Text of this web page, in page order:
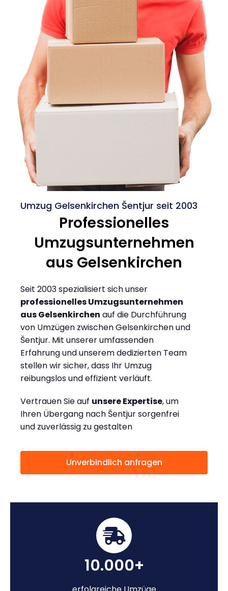
Umzug Gelsenkirchen Šentjur seit 2003
Professionelles
Umzugsunternehmen
aus Gelsenkirchen
Seit 2003 spezialisiert sich unser
professionelles Umzugsunternehmen
aus Gelsenkirchen auf die Durchführung
von Umzügen zwischen Gelsenkirchen und
Šentjur. Mit unserer umfassenden
Erfahrung und unserem dedizierten Team
stellen wir sicher, dass Ihr Umzug
reibungslos und effizient verläuft.
Vertrauen Sie auf unsere Expertise, um
Ihren Übergang nach Šentjur sorgenfrei
und zuverlässig zu gestalten
Unverbindlich anfragen
10.000+